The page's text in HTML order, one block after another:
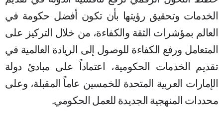
الخدمات وتحقيق رؤيتها بأن تكون أفضل حكومة في
العالم بمؤشرات الثقة والكفاءة، من خلال التركيز على
المتعامل ورفع الكفاءة للوصول إلى الريادة العالمية في
تقديم الخدمات الحكومية، اعتماداً على مبادئ دولة
الإمارات العربية المتحدة للخمسين عاماً المقبلة، وعلى
محددات المنهجية الجديدة للعمل الحكومي.